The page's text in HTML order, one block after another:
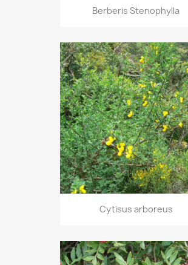
Berberis Stenophylla
Cytisus arboreus